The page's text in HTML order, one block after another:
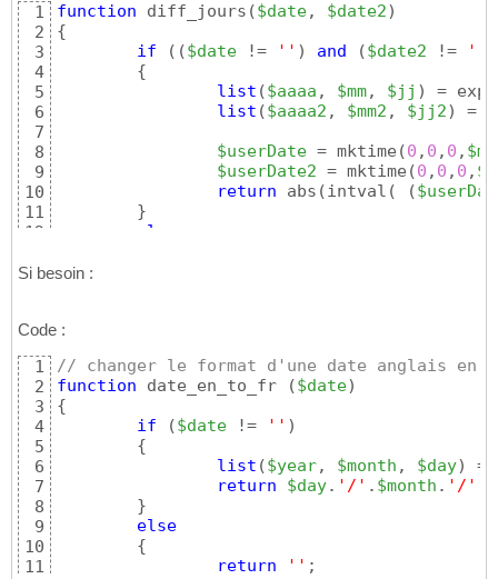
1
2
3
4
5
6
7
8
9
10
11
12
14
function diff_jours ($date, $date2)
{
if
( ($date != '' ) and ($date2 != ''
{
list ($aaaa , $mm, $jj )
=
list ($aaaa2 , $mm2 , $jj2)
=
$userDate = mktime (0 , 0 , 0 , $mm
$userDate2 = mktime (0 , 0 , 0 ,
return abs (intval ( (
}
else
Si besoin :
Code :
1
2
3
4
5
6
7
8
9
10
11
// changer le format d'une date anglais en
function date_en_to_fr ($date)
{
if
($date != '' )
{
list ($year, $month , $day)
=
return
$day. '/' . $month . '/'
}
else
{
return
'' ;